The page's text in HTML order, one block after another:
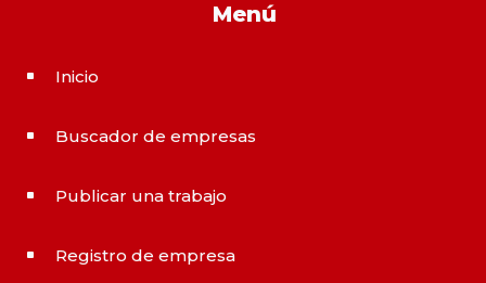
Menú
^ Inicio
^ Buscador de empresas
^ Publicar una trabajo
^ Registro de empresa